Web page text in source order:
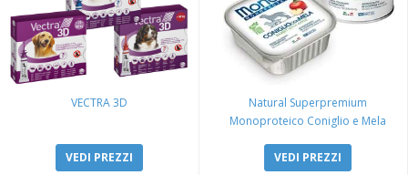
VECTRA 3D
VEDI PREZZI
Natural Superpremium
Monoproteico Coniglio e Mela
VEDI PREZZI